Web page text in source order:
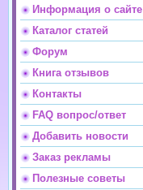
Информация о сайте
Каталог статей
Форум
Книга отзывов
Контакты
FAQ вопрос/ответ
Добавить новости
Заказ рекламы
Полезные советы